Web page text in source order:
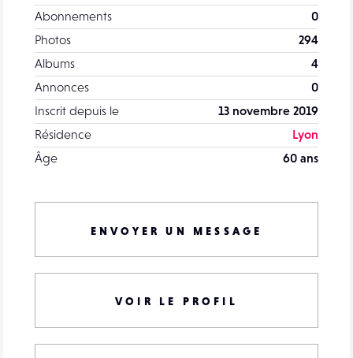
Abonnements
0
Photos
294
Albums
4
Annonces
0
Inscrit depuis le
13 novembre 2019
Résidence
Lyon
Âge
60 ans
ENVOYER UN MESSAGE
VOIR LE PROFIL